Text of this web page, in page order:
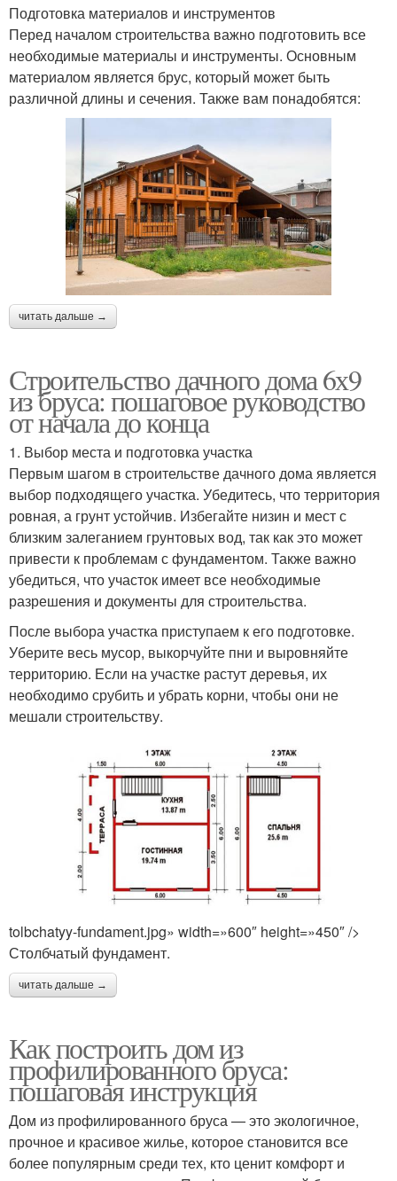
Подготовка материалов и инструментов
Перед началом строительства важно подготовить все
необходимые материалы и инструменты. Основным
материалом является брус, который может быть
различной длины и сечения. Также вам понадобятся:
читать дальше →
Строительство дачного дома 6х9
из бруса: пошаговое руководство
от начала до конца
1. Выбор места и подготовка участка
Первым шагом в строительстве дачного дома является
выбор подходящего участка. Убедитесь, что территория
ровная, а грунт устойчив. Избегайте низин и мест с
близким залеганием грунтовых вод, так как это может
привести к проблемам с фундаментом. Также важно
убедиться, что участок имеет все необходимые
разрешения и документы для строительства.
После выбора участка приступаем к его подготовке.
Уберите весь мусор, выкорчуйте пни и выровняйте
территорию. Если на участке растут деревья, их
необходимо срубить и убрать корни, чтобы они не
мешали строительству.
tolbchatyy-fundament.jpg» width=»600″ height=»450″ />
Столбчатый фундамент.
читать дальше →
Как построить дом из
профилированного бруса:
пошаговая инструкция
Дом из профилированного бруса — это экологичное,
прочное и красивое жилье, которое становится все
более популярным среди тех, кто ценит комфорт и